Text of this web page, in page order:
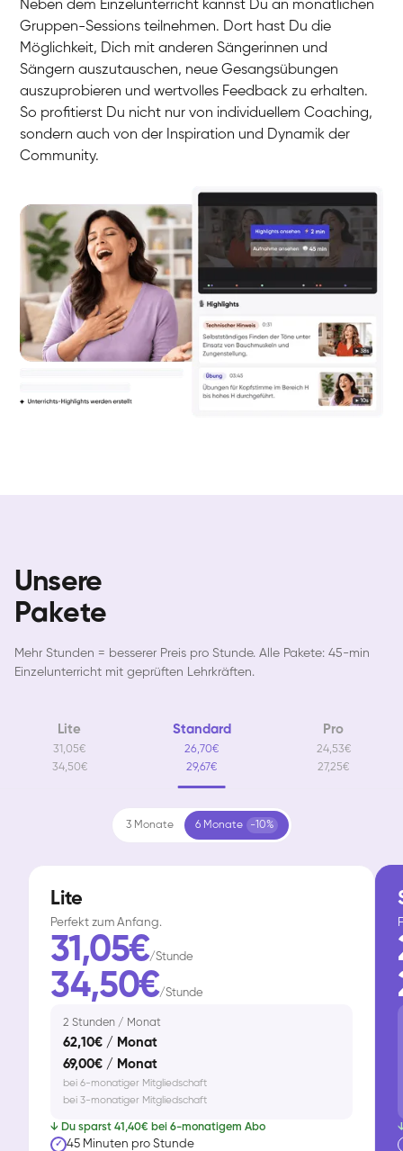
Neben dem Einzelunterricht kannst Du an monatlichen
Gruppen-Sessions teilnehmen. Dort hast Du die
Möglichkeit, Dich mit anderen Sängerinnen und
Sängern auszutauschen, neue Gesangsübungen
auszuprobieren und wertvolles Feedback zu erhalten.
So profitierst Du nicht nur von individuellem Coaching,
sondern auch von der Inspiration und Dynamik der
Community.
Unsere
Pakete
Mehr Stunden = besserer Preis pro Stunde. Alle Pakete: 45-min
Einzelunterricht mit geprüften Lehrkräften.
Lite
31,05€
34,50€
Standard
26,70€
29,67€
Pro
24,53€
27,25€
3 Monate 6 Monate -10%
Lite
Perfekt zum Anfang.
31,05€/Stunde
34,50€/Stunde
2 Stunden / Monat
62,10€ / Monat
69,00€ / Monat
bei 6-monatiger Mitgliedschaft
bei 3-monatiger Mitgliedschaft
↓ Du sparst 41,40€ bei 6-monatigem Abo
✓ 45 Minuten pro Stunde